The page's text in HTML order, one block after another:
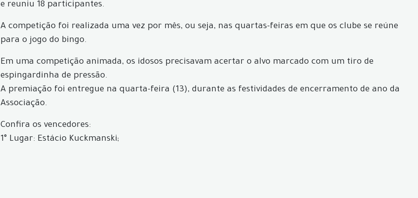
e reuniu 18 participantes.
A competição foi realizada uma vez por mês, ou seja, nas quartas-feiras em que os clube se reúne
para o jogo do bingo.
Em uma competição animada, os idosos precisavam acertar o alvo marcado com um tiro de
espingardinha de pressão.
A premiação foi entregue na quarta-feira (13), durante as festividades de encerramento de ano da
Associação.
Confira os vencedores:
1° Lugar: Estácio Kuckmanski;